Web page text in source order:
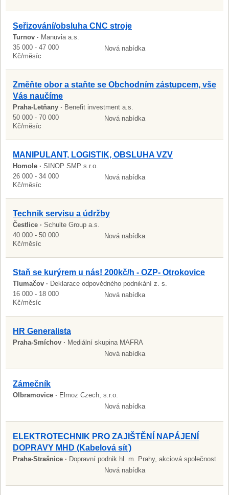
Seřizování/obsluha CNC stroje
Turnov · Manuvia a.s.
35 000 - 47 000
Kč/měsíc
Nová nabídka
Změňte obor a staňte se Obchodním zástupcem, vše
Vás naučíme
Praha-Letňany · Benefit investment a.s.
50 000 - 70 000
Kč/měsíc
Nová nabídka
MANIPULANT, LOGISTIK, OBSLUHA VZV
Homole · SINOP SMP s.r.o.
26 000 - 34 000
Kč/měsíc
Nová nabídka
Technik servisu a údržby
Čestlice · Schulte Group a.s.
40 000 - 50 000
Kč/měsíc
Nová nabídka
Staň se kurýrem u nás! 200kč/h - OZP- Otrokovice
Tlumačov · Deklarace odpovědného podnikání z. s.
16 000 - 18 000
Kč/měsíc
Nová nabídka
HR Generalista
Praha-Smíchov · Mediální skupina MAFRA
Nová nabídka
Zámečník
Olbramovice · Elmoz Czech, s.r.o.
Nová nabídka
ELEKTROTECHNIK PRO ZAJIŠTĚNÍ NAPÁJENÍ
DOPRAVY MHD (Kabelová síť)
Praha-Strašnice · Dopravní podnik hl. m. Prahy, akciová společnost
Nová nabídka